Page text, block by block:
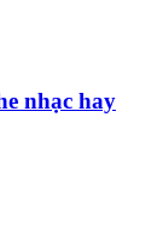
nhạc hay